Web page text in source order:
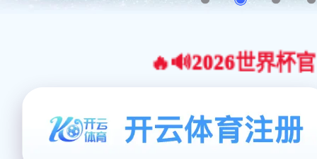
🔥🔊2026世界杯官网合